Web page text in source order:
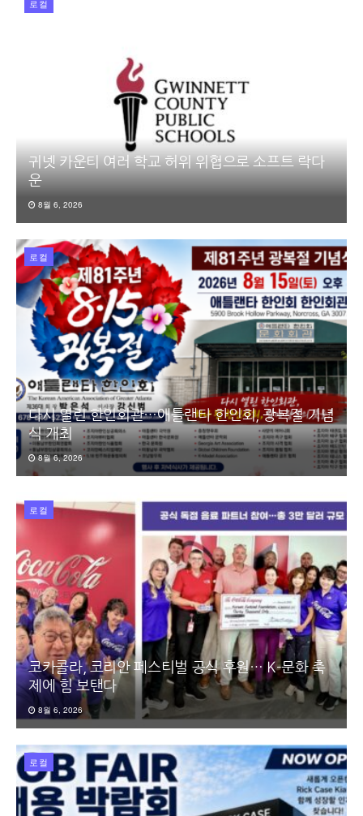
로컬
귀넷 카운티 여러 학교 허위 위협으로 소프트 락다
운
8월 6, 2026
로컬
다시 열린 한인회관…애틀랜타 한인회, 광복절 기념
식 개최
8월 6, 2026
로컬
코카콜라, 코리안 페스티벌 공식 후원… K-문화 축
제에 힘 보탠다
8월 6, 2026
로컬